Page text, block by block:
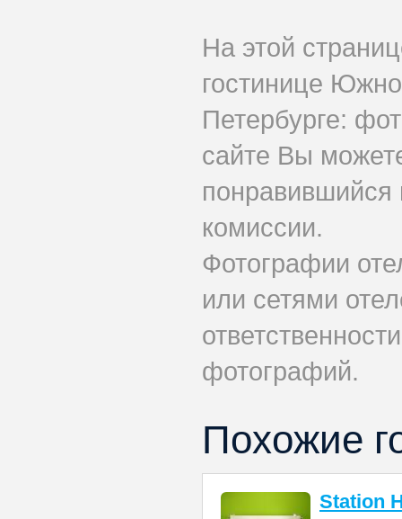
На этой
гостинице
Петербурге:
сайте Вы
комиссии.
Фотографии
или сетями
фотографий.
Похожие
Station